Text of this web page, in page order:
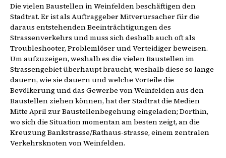
Die vielen Baustellen in Weinfelden beschäftigen den
Stadtrat. Er ist als Auftraggeber Mitverursacher für die
daraus entstehenden Beeinträchtigungen des
Strassenverkehrs und muss sich deshalb auch oft als
Troubleshooter, Problemlöser und Verteidiger beweisen.
Um aufzuzeigen, weshalb es die vielen Baustellen im
Strassengebiet überhaupt braucht, weshalb diese so lange
dauern, wie sie dauern und welche Vorteile die
Bevölkerung und das Gewerbe von Weinfelden aus den
Baustellen ziehen können, hat der Stadtrat die Medien
Mitte April zur Baustellenbegehung eingeladen; Dorthin,
wo sich die Situation momentan am besten zeigt, an die
Kreuzung Bankstrasse/Rathaus-strasse, einem zentralen
Verkehrsknoten von Weinfelden.